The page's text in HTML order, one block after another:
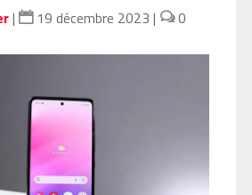
| 19 décembre 2023 |
0